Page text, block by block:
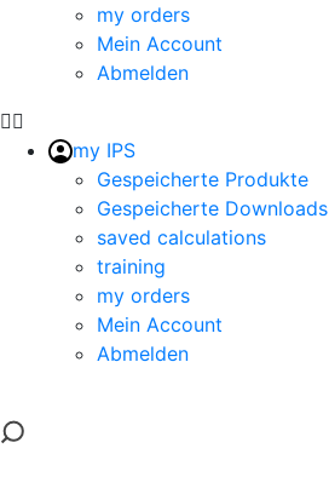
my orders
Mein Account
Abmelden
my IPS
Gespeicherte Produkte
Gespeicherte Downloads
saved calculations
training
my orders
Mein Account
Abmelden